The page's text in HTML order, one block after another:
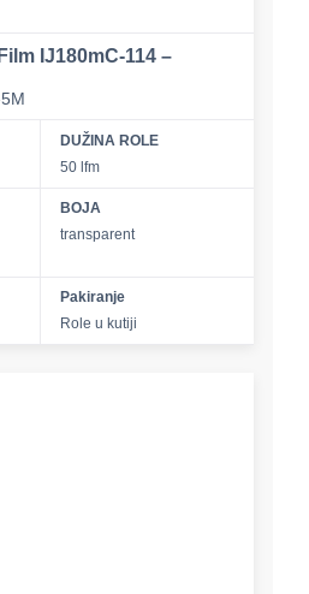
IJ180mC-114 –
DUŽINA ROLE
50 lfm
BOJA
transparent
Pakiranje
Role u kutiji